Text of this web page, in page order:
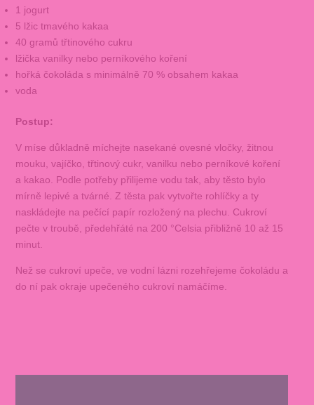
1 jogurt
5 lžic tmavého kakaa
40 gramů třtinového cukru
lžička vanilky nebo perníkového koření
hořká čokoláda s minimálně 70 % obsahem kakaa
voda
Postup:
V míse důkladně míchejte nasekané ovesné vločky, žitnou
mouku, vajíčko, třtinový cukr, vanilku nebo perníkové koření
a kakao. Podle potřeby přilijeme vodu tak, aby těsto bylo
mírně lepivé a tvárné. Z těsta pak vytvořte rohlíčky a ty
naskládejte na pečící papír rozložený na plechu. Cukroví
pečte v troubě, předehřáté na 200 °Celsia přibližně 10 až 15
minut.
Než se cukroví upeče, ve vodní lázni rozehřejeme čokoládu a
do ní pak okraje upečeného cukroví namáčíme.